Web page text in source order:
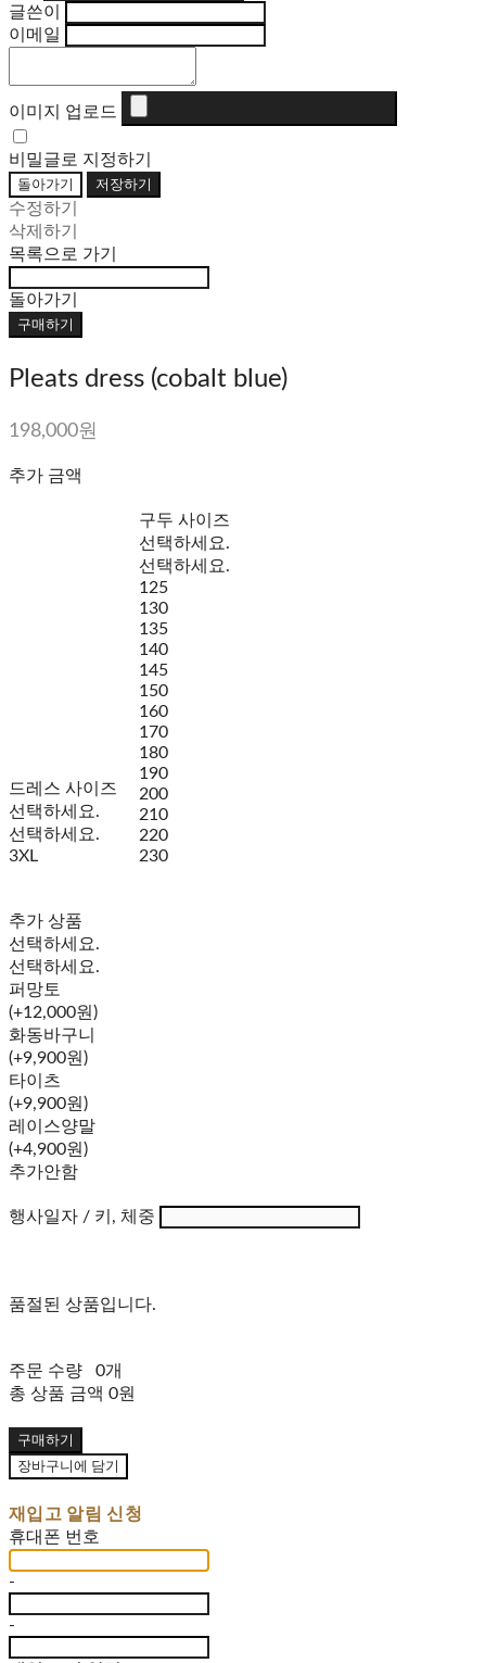
글쓴이
이메일
이미지 업로드
비밀글로 지정하기
돌아가기 저장하기
수정하기
삭제하기
목록으로 가기
돌아가기
구매하기
Pleats dress (cobalt blue)
198,000원
추가 금액
드레스 사이즈
선택하세요.
선택하세요.
3XL
구두 사이즈
선택하세요.
선택하세요.
125
130
135
140
145
150
160
170
180
190
200
210
220
230
추가 상품
선택하세요.
선택하세요.
퍼망토
(+12,000원)
화동바구니
(+9,900원)
타이츠
(+9,900원)
레이스양말
(+4,900원)
추가안함
행사일자 / 키, 체중
품절된 상품입니다.
주문 수량
0개
총 상품 금액 0원
구매하기
장바구니에 담기
재입고 알림 신청
휴대폰 번호
-
-